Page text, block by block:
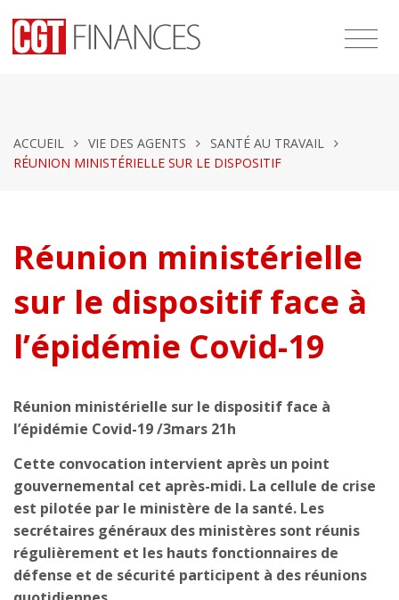
ACCUEIL VIE DES AGENTS
SANTÉ AU TRAVAIL
RÉUNION MINISTÉRIELLE SUR LE DISPOSITIF
Réunion ministérielle
sur le dispositif face à
l’épidémie Covid-19
Réunion ministérielle sur le dispositif face à
l’épidémie Covid-19 /3mars 21h
Cette convocation intervient après un point
gouvernemental cet après-midi. La cellule de crise
est pilotée par le ministère de la santé. Les
secrétaires généraux des ministères sont réunis
régulièrement et les hauts fonctionnaires de
défense et de sécurité participent à des réunions